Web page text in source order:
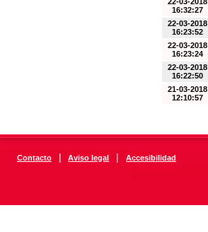
16:32:27
22-03-2018
16:23:52
22-03-2018
16:23:24
22-03-2018
16:22:50
21-03-2018
12:10:57
Contacto | Aviso legal | Accesibilidad